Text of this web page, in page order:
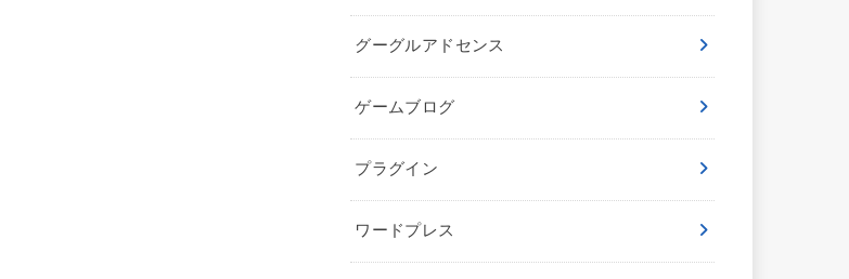
グーグルアドセンス
ゲームブログ
プラグイン
ワードプレス